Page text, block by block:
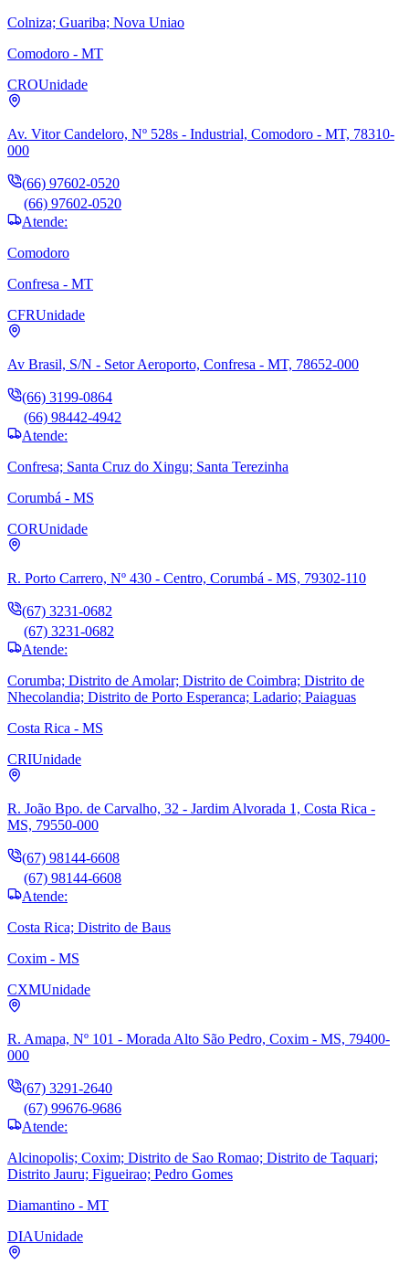
Colniza; Guariba; Nova Uniao
Comodoro - MT
CROUnidade
Av. Vitor Candeloro, Nº 528s - Industrial, Comodoro - MT, 78310-
000
(66) 97602-0520
(66) 97602-0520
Atende:
Comodoro
Confresa - MT
CFRUnidade
Av Brasil, S/N - Setor Aeroporto, Confresa - MT, 78652-000
(66) 3199-0864
(66) 98442-4942
Atende:
Confresa; Santa Cruz do Xingu; Santa Terezinha
Corumbá - MS
CORUnidade
R. Porto Carrero, Nº 430 - Centro, Corumbá - MS, 79302-110
(67) 3231-0682
(67) 3231-0682
Atende:
Corumba; Distrito de Amolar; Distrito de Coimbra; Distrito de
Nhecolandia; Distrito de Porto Esperanca; Ladario; Paiaguas
Costa Rica - MS
CRIUnidade
R. João Bpo. de Carvalho, 32 - Jardim Alvorada 1, Costa Rica -
MS, 79550-000
(67) 98144-6608
(67) 98144-6608
Atende:
Costa Rica; Distrito de Baus
Coxim - MS
CXMUnidade
R. Amapa, Nº 101 - Morada Alto São Pedro, Coxim - MS, 79400-
000
(67) 3291-2640
(67) 99676-9686
Atende:
Alcinopolis; Coxim; Distrito de Sao Romao; Distrito de Taquari;
Distrito Jauru; Figueirao; Pedro Gomes
Diamantino - MT
DIAUnidade